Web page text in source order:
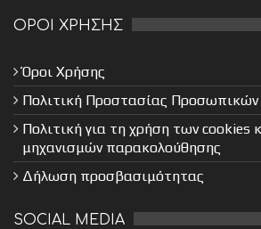
ΟΡΟΙ ΧΡΗΣΗΣ
Όροι Χρήσης
Πολιτική Προστασίας
Πολιτική για τη χρήση των cookies
μηχανισμών παρακολούθησης
Δήλωση προσβασιμότητας
SOCIAL MEDIA